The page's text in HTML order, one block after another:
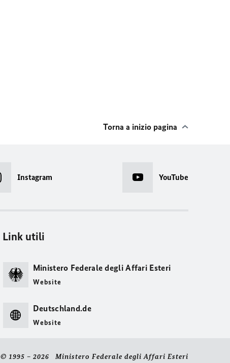
Torna a inizio pagina
Instagram YouTube
Link utili
Ministero Federale degli Affari Esteri
Website
Deutschland.de
Website
© 1995 – 2026 Ministero Federale degli Affari Esteri